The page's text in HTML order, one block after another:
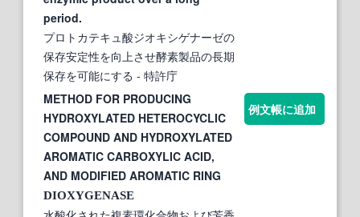
period.
プロトカテキュ酸ジオキシゲナーゼの
保存安定性を向上させ酵素製品の長期
保存を可能にする - 特許庁
METHOD FOR PRODUCING
HYDROXYLATED HETEROCYCLIC
COMPOUND AND HYDROXYLATED
AROMATIC CARBOXYLIC ACID,
AND MODIFIED AROMATIC RING
DIOXYGENASE
例文帳に追加